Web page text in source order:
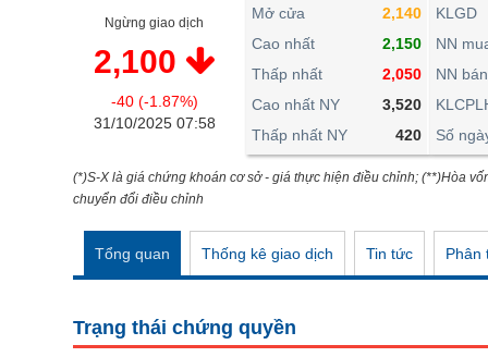
Ngừng giao dịch
2,100
-40 (-1.87%)
31/10/2025 07:58
Mở cửa
2,140
Cao nhất
2,150
Thấp nhất
2,050
Cao nhất NY
3,520
Thấp nhất NY
420
KLGD
NN
NN bán
Số
(*)S-X là giá chứng khoán cơ sở - giá thực hiện điều chỉnh; (**)Hòa
chuyển đổi điều chỉnh
Tổng quan Thống kê giao dịch Tin tức Phân
Trạng thái chứng quyền
KINH TẾ
THẾ GIỚI
ĐÔNG DƯƠNG
PHÂN TÍCH
VS-SECTOR
NGUYÊN VẬT LIỆU